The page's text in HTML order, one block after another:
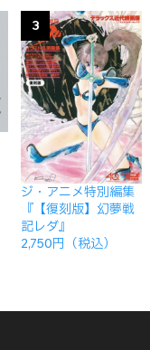
3
ジ・アニメ特別編集
『【復刻版】幻夢戦
記レダ』
2,750円（税込）